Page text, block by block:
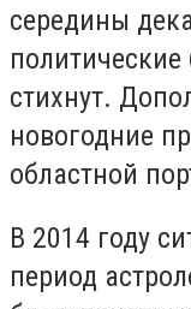
середины
стихнут.
новогодние
областной
В 2014 году
период